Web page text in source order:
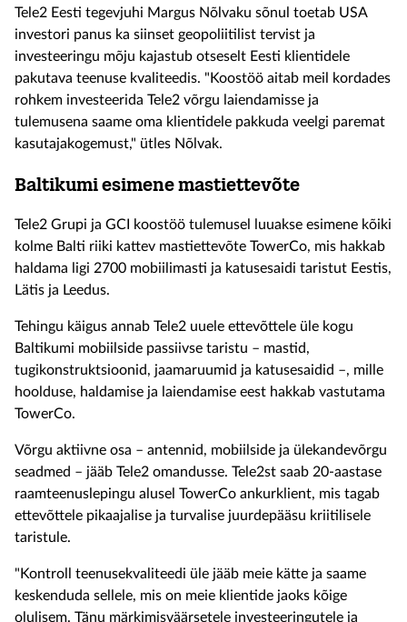
Tele2 Eesti tegevjuhi Margus Nõlvaku sõnul toetab USA
investori panus ka siinset geopoliitilist tervist ja
investeeringu mõju kajastub otseselt Eesti klientidele
pakutava teenuse kvaliteedis. " Koostöö aitab meil kordades
rohkem investeerida Tele2 võrgu laiendamisse ja
tulemusena saame oma klientidele pakkuda veelgi paremat
kasutajakogemust," ütles Nõlvak.
Baltikumi esimenemastiettevõte
Tele2 Grupi ja GCI koostöö tulemusel luuakse esimene kõiki
kolme Balti riiki kattev mastiettevõte TowerCo, mis hakkab
haldama ligi 2700 mobiilimasti ja katusesaidi taristut Eestis,
Lätis ja Leedus.
Tehingu käigus annab Tele2 uuele ettevõttele üle kogu
Baltikumi mobiilside passiivse taristu – mastid,
tugikonstruktsioonid, jaamaruumid ja katusesaidid –, mille
hoolduse, haldamise ja laiendamise eest hakkab vastutama
TowerCo.
Võrgu aktiivne osa – antennid, mobiilside ja ülekandevõrgu
seadmed – jääb Tele2 omandusse. Tele2st saab 20-aastase
raamteenuslepingu alusel TowerCo ankurklient, mis tagab
ettevõttele pikaajalise ja turvalise juurdepääsu kriitilisele
taristule.
" Kontroll teenusekvaliteedi üle jääb meie kätte ja saame
keskenduda sellele, mis on meie klientide jaoks kõige
olulisem. Tänu märkimisväärsetele investeeringutele ja